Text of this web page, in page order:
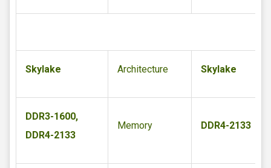
Skylake Architecture Skylake
DDR3-1600,
DDR4-2133
Memory DDR4-2133